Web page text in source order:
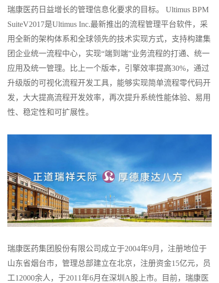
瑞康医药日益增长的管理信息化要求的目标。 Ultimus BPM
SuiteV2017是Ultimus Inc.最新推出的流程管理平台软件，采
用全新的架构体系和全球领先的技术实现方式，支持构建集
团企业统一流程中心，实现“端到端”业务流程的打通、统一
应用及统一管理。比上一个版本，引擎效率提高30%，通过
升级版的可视化流程开发工具，能够实现简单流程零代码开
发，大大提高流程开发效率，再次提升系统性能体验、易用
性、稳定性和可扩展性。
瑞康医药集团股份有限公司成立于2004年9月，注册地位于
山东省烟台市，管理总部建立在北京，注册资金15亿元，员
工12000余人，于2011年6月在深圳A股上市。目前，瑞康医